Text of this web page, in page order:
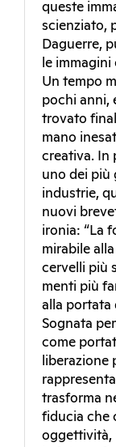
queste
scienziato,
Daguerre,
le immagini
Un tempo
pochi anni,
trovato
mano
creativa. In
uno dei più
industrie,
nuovi
ironia: “La
mirabile
cervelli più
menti più
alla portata
Sognata
come
liberazione
trasforma
fiducia che
oggettività,